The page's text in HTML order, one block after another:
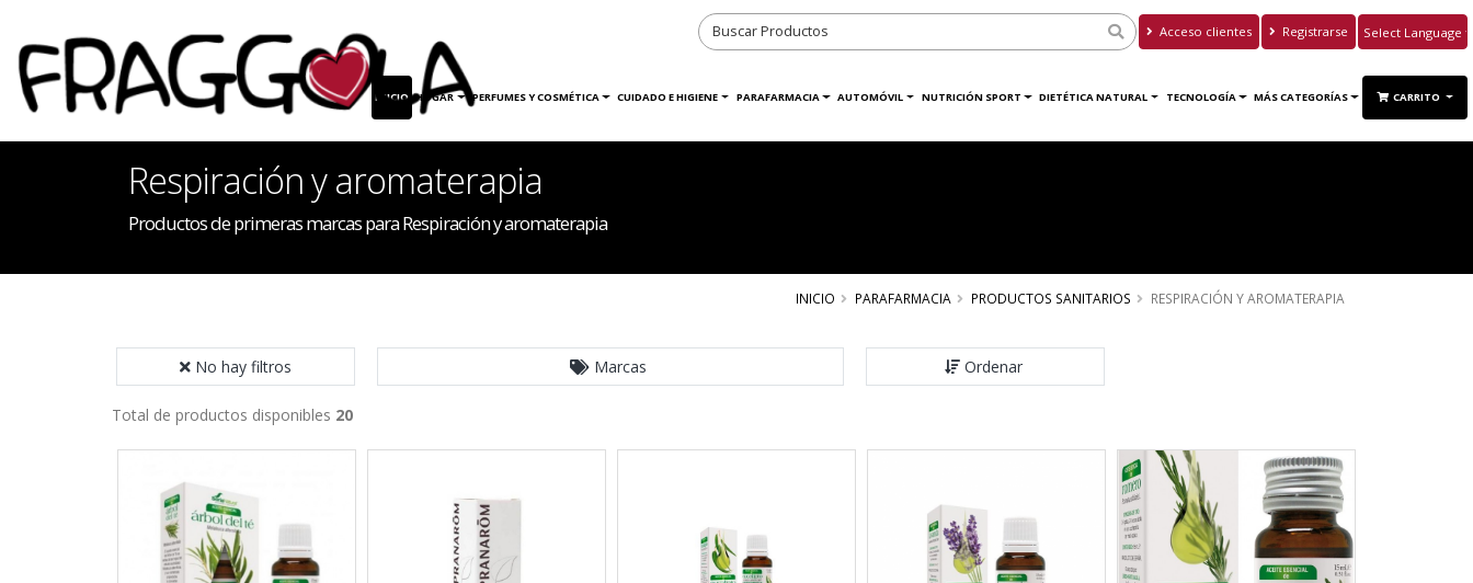
Acceso clientes Registrarse
Translate
INICIO HOGAR PERFUMES Y COSMÉTICA CUIDADO E HIGIENE PARAFARMACIA AUTOMÓVIL NUTRICIÓN SPORT DIETÉTICA NATURAL TECNOLOGÍA MÁS CATEGORÍAS CARRITO
Respiración y aromaterapia
Productos de primeras marcas para Respiración y aromaterapia
INICIO PARAFARMACIA PRODUCTOS SANITARIOS RESPIRACIÓN Y AROMATERAPIA
No hay filtros Marcas Ordenar
Total de productos disponibles 20